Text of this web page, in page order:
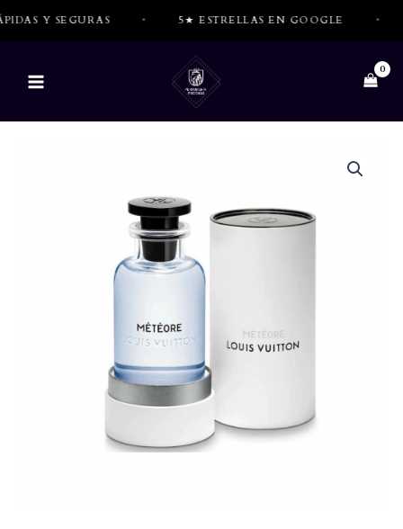
Ir
Y SEGURAS • 5★ ESTRELLAS EN GOOGLE